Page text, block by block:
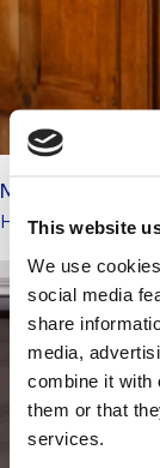
This website
We use
social media
share
media,
combine it with
them or that
services.
Marie-Christine
Huurrecht,